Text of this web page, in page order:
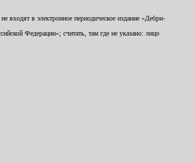
входят в электронное периодическое издание «Дебри-
Федерации»; считать, там где не указано: лицо